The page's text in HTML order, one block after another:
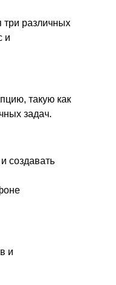
три различных
и
такую как
задач.
создавать
и